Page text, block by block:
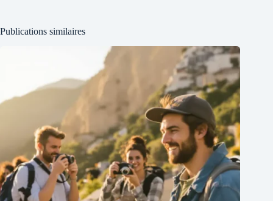
Publications similaires